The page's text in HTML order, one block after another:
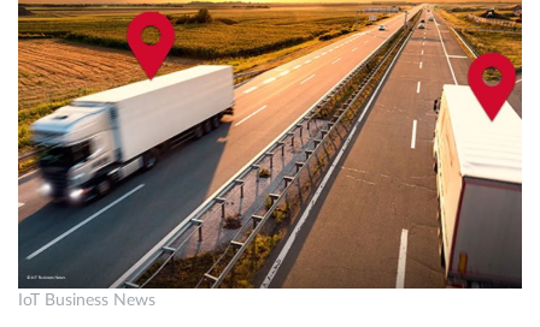
IoT Business News